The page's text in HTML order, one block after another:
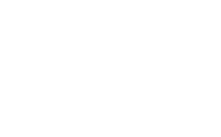
těžko
na poličky
rostlin
zajistí, že se do skleníku dostane oknem čerstvý
nechce atd. Položme si ale otázku: Když brzy ráno